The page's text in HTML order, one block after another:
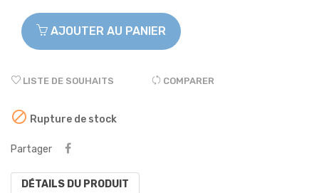
AJOUTER AU PANIER
LISTE DE SOUHAITS COMPARER
 Rupture de stock
Partager
DÉTAILS DU PRODUIT